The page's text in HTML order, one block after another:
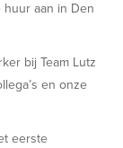
aan in Den
bij Team Lutz
en onze
eerste